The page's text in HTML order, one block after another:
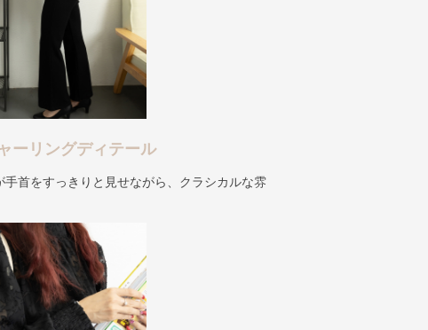
ーリングディテール
首をすっきりと見せながら、クラシカルな雰